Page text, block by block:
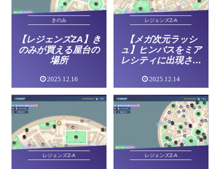
きのみ
【レジェンズZA】き
のみが買える屋台の
場所
2025.12.16
レジェンズZ-A
【メガ次元ラッシ
ュ】ヒンバスをミア
レシティに出現させ
ZA】
2025.12.14
レジェンズZ-A レジェンズZ-A